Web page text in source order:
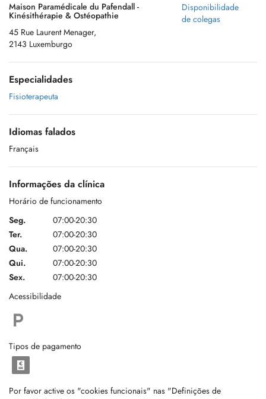
Maison Paramédicale du Pafendall -
Kinésithérapie & Ostéopathie
45 Rue Laurent Menager,
2143 Luxemburgo
Disponibilidade
de colegas
Especialidades
Fisioterapeuta
Idiomas falados
Français
Informações da clínica
Horário de funcionamento
Seg.
07:00-20:30
Ter.
07:00-20:30
Qua.
07:00-20:30
Qui.
07:00-20:30
Sex.
07:00-20:30
Acessibilidade
Tipos de pagamento
Por favor active os "cookies funcionais" nas "Definições de